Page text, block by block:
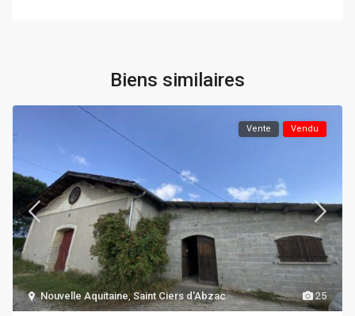
Biens similaires
25
Nouvelle Aquitaine,Saint Ciers d'Abzac
Vente Vendu